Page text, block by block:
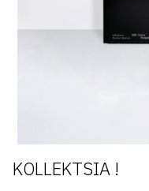
KOLLEKTSIA !